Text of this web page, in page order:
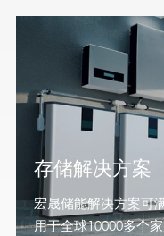
存储解决方案
宏晟储能解决方案可
用于全球10000多个